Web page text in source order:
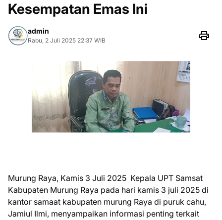
Kesempatan Emas Ini
admin
Rabu, 2 Juli 2025 22:37 WIB
Murung Raya, Kamis 3 Juli 2025 Kepala UPT Samsat
Kabupaten Murung Raya pada hari kamis 3 juli 2025 di
kantor samaat kabupaten murung Raya di puruk cahu,
Jamiul Ilmi, menyampaikan informasi penting terkait